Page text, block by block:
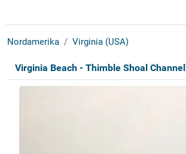
Nordamerika Virginia (USA)
Virginia Beach - Thimble Shoal Channel